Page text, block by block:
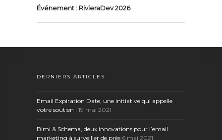
Événement : RivieraDev 2026
DERNIERS ARTICLES
Email Expiration Date, une initiative qui appelle
votre soutien ! 19 mai 2021
Bimi & Schema, deux innovations pour l’email
marketing à surveiller de près 6 mai 2021